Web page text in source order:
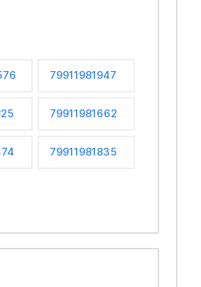
79911981947
79911981662
79911981835